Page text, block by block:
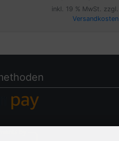
inkl. 19 % MwSt. zzgl.
Versandkosten